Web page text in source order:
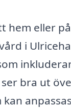
hem eller
i
bra ut